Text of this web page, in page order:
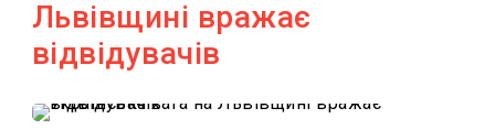
Львівщині вражає
відвідувачів